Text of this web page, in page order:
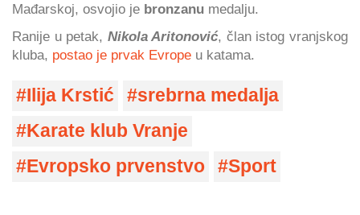
Mađarskoj, osvojio je bronzanu medalju.
Ranije u petak, Nikola Aritonović, član istog vranjskog
kluba, postao je prvak Evrope u katama.
Ilija Krstić
srebrna medalja
Karate klub Vranje
Evropsko prvenstvo
Sport